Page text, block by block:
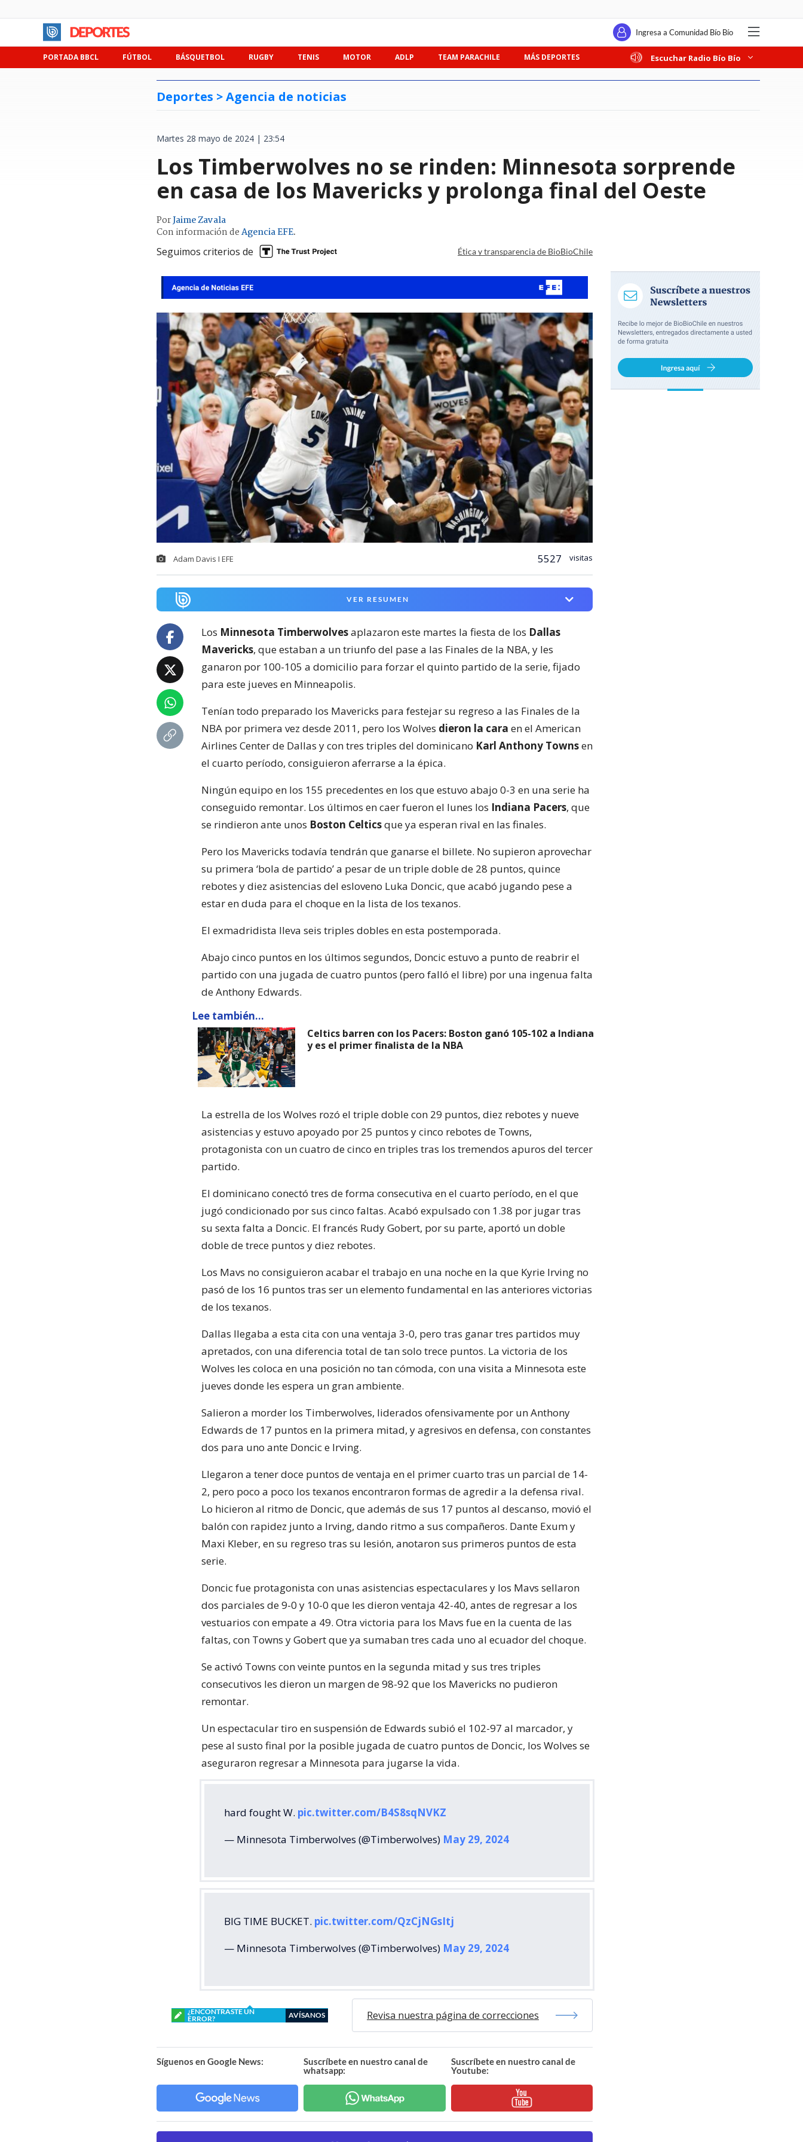
Ingresa a Comunidad Bío Bío
PORTADA BBCL FÚTBOL BÁSQUETBOL RUGBY TENIS MOTOR ADLP TEAM PARACHILE MÁS DEPORTES Escuchar Radio Bío Bío
Deportes >Agencia de noticias
Martes 28 mayo de 2024 | 23:54
Los Timberwolves no se rinden: Minnesota sorprende
en casa de los Mavericks y prolonga final del Oeste
PorJaime Zavala
Con información deAgencia EFE.
Seguimos criterios de Ética y transparencia de BioBioChile
Adam Davis I EFE 5527 visitas
VER RESUMEN
Los Minnesota Timberwolvesaplazaron este martes la fiesta de los Dallas
Mavericks, que estaban a un triunfo del pase a las Finales de la NBA, y les
ganaron por 100-105 a domicilio para forzar el quinto partido de la serie, fijado
para este jueves en Minneapolis.
Tenían todo preparado los Mavericks para festejar su regreso a las Finales de la
NBA por primera vez desde 2011, pero los Wolves dieron la cara en el American
Airlines Center de Dallas y con tres triples del dominicano Karl Anthony Townsen
el cuarto período, consiguieron aferrarse a la épica.
Ningún equipo en los 155 precedentes en los que estuvo abajo 0-3 en una serie ha
conseguido remontar. Los últimos en caer fueron el lunes los Indiana Pacers, que
se rindieron ante unos Boston Celticsque ya esperan rival en las finales.
Pero los Mavericks todavía tendrán que ganarse el billete. No supieron aprovechar
su primera ‘bola de partido’ a pesar de un triple doble de 28 puntos, quince
rebotes y diez asistencias del esloveno Luka Doncic, que acabó jugando pese a
estar en duda para el choque en la lista de los texanos.
El exmadridista lleva seis triples dobles en esta postemporada.
Abajo cinco puntos en los últimos segundos, Doncic estuvo a punto de reabrir el
partido con una jugada de cuatro puntos (pero falló el libre) por una ingenua falta
de Anthony Edwards.
Lee también...
Celtics barren con los Pacers: Boston ganó 105-102 a Indiana
y es el primer finalista de la NBA
La estrella de los Wolves rozó el triple doble con 29 puntos, diez rebotes y nueve
asistencias y estuvo apoyado por 25 puntos y cinco rebotes de Towns,
protagonista con un cuatro de cinco en triples tras los tremendos apuros del tercer
partido.
El dominicano conectó tres de forma consecutiva en el cuarto período, en el que
jugó condicionado por sus cinco faltas. Acabó expulsado con 1.38 por jugar tras
su sexta falta a Doncic. El francés Rudy Gobert, por su parte, aportó un doble
doble de trece puntos y diez rebotes.
Los Mavs no consiguieron acabar el trabajo en una noche en la que Kyrie Irving no
pasó de los 16 puntos tras ser un elemento fundamental en las anteriores victorias
de los texanos.
Dallas llegaba a esta cita con una ventaja 3-0, pero tras ganar tres partidos muy
apretados, con una diferencia total de tan solo trece puntos. La victoria de los
Wolves les coloca en una posición no tan cómoda, con una visita a Minnesota este
jueves donde les espera un gran ambiente.
Salieron a morder los Timberwolves, liderados ofensivamente por un Anthony
Edwards de 17 puntos en la primera mitad, y agresivos en defensa, con constantes
dos para uno ante Doncic e Irving.
Llegaron a tener doce puntos de ventaja en el primer cuarto tras un parcial de 14-
2, pero poco a poco los texanos encontraron formas de agredir a la defensa rival.
Lo hicieron al ritmo de Doncic, que además de sus 17 puntos al descanso, movió el
balón con rapidez junto a Irving, dando ritmo a sus compañeros. Dante Exum y
Maxi Kleber, en su regreso tras su lesión, anotaron sus primeros puntos de esta
serie.
Doncic fue protagonista con unas asistencias espectaculares y los Mavs sellaron
dos parciales de 9-0 y 10-0 que les dieron ventaja 42-40, antes de regresar a los
vestuarios con empate a 49. Otra victoria para los Mavs fue en la cuenta de las
faltas, con Towns y Gobert que ya sumaban tres cada uno al ecuador del choque.
Se activó Towns con veinte puntos en la segunda mitad y sus tres triples
consecutivos les dieron un margen de 98-92 que los Mavericks no pudieron
remontar.
Un espectacular tiro en suspensión de Edwards subió el 102-97 al marcador, y
pese al susto final por la posible jugada de cuatro puntos de Doncic, los Wolves se
aseguraron regresar a Minnesota para jugarse la vida.
hard fought W. pic.twitter.com/B4S8sqNVKZ
— Minnesota Timberwolves (@Timberwolves) May 29, 2024
BIG TIME BUCKET. pic.twitter.com/QzCjNGsItj
— Minnesota Timberwolves (@Timberwolves) May 29, 2024
¿ENCONTRASTE UN
ERROR?
AVÍSANOS Revisa nuestra página de correcciones
Síguenos en Google News:
Suscríbete en nuestro canal de
whatsapp:
Suscríbete en nuestro canal de
Youtube: